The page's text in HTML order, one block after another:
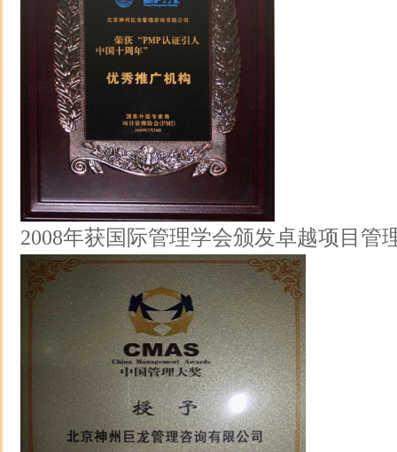
2008年获国际管理学会颁发卓越项目管